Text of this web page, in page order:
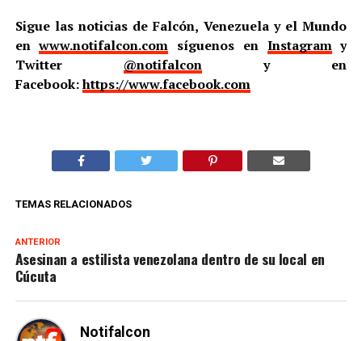
Sigue las noticias de Falcón, Venezuela y el Mundo
enwww.notifalcon.com síguenos en Instagramy
Twitter @notifalcony en
Facebook:https://www.facebook.com
TEMAS RELACIONADOS
ANTERIOR
Asesinan a estilista venezolana dentro de su local en
Cúcuta
Notifalcon